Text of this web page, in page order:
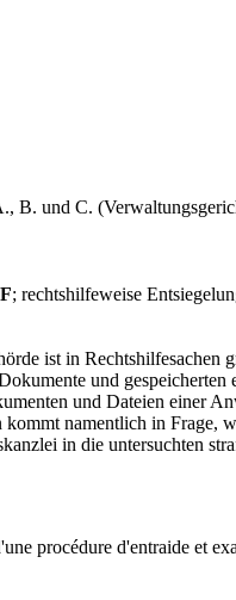
B. und C.
; rechtshilfeweise
ist in
und
und Dateien einer
namentlich in Frage,
in die untersuchten
procédure d'entraide et